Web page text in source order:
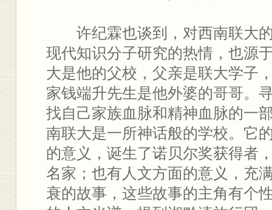
许纪霖也谈到，对西南联大
现代知识分子研究的热情，也源
大是他的父校，父亲是联大学子
家钱端升先生是他外婆的哥哥。
找自己家族血脉和精神血脉的一
南联大是一所神话般的学校。它
的意义，诞生了诺贝尔奖获得者
名家；也有人文方面的意义，充
衰的故事，这些故事的主角有个